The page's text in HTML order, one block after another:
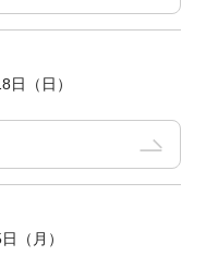
（日）
（月）